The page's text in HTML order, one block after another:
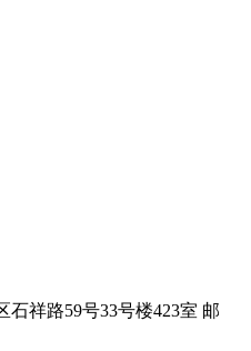
祥路59号33号楼423室 邮